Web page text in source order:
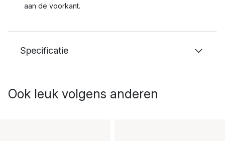
aan de voorkant.
Specificatie
Ook leuk volgens anderen